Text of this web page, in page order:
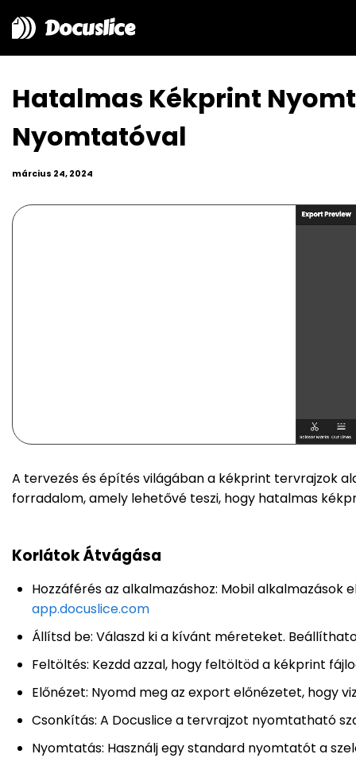
Docuslice
Hatalmas Kékprint
Nyomtatóval
március 24, 2024
A tervezés és építés világában a kékprint tervrajzok
forradalom, amely lehetővé teszi, hogy hatalmas
Korlátok Átvágása
Hozzáférés az alkalmazáshoz: Mobil alkalmazások
app.docuslice.com
Állítsd be: Válaszd ki a kívánt méreteket.
Feltöltés: Kezdd azzal, hogy feltöltöd a kékprint
Előnézet: Nyomd meg az export előnézetet, hogy
Csonkítás: A Docuslice a tervrajzot nyomtatható
Nyomtatás: Használj egy standard nyomtatót a